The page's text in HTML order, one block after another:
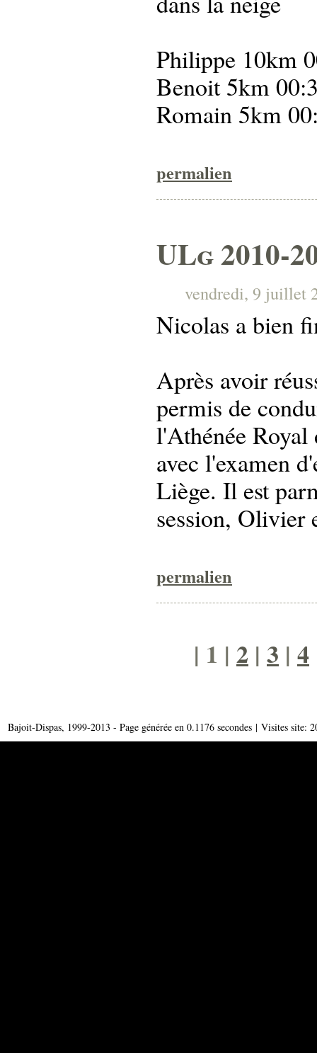
Philippe 10km
Benoit 5km
Romain 5km
permalien
ULg 2010-
vendredi, 9 juillet
Nicolas a bien
Après avoir
permis de
l'Athénée Royal
avec l'examen
Liège. Il est
session, Olivier
permalien
| 1 | 2 | 3 | 4
Bajoit-Dispas, 1999-2013 - Page générée en 0.1176 secondes | Visites site: